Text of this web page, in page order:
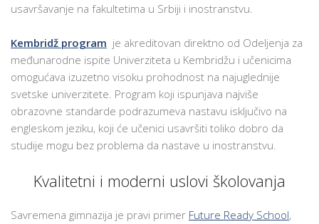
usavršavanje na fakultetima u Srbiji i inostranstvu.
Kembridž program je akreditovan direktno od Odeljenja za
međunarodne ispite Univerziteta u Kembridžu i učenicima
omogućava izuzetno visoku prohodnost na najuglednije
svetske univerzitete. Program koji ispunjava najviše
obrazovne standarde podrazumeva nastavu isključivo na
engleskom jeziku, koji će učenici usavršiti toliko dobro da
studije mogu bez problema da nastave u inostranstvu.
Kvalitetni i moderni uslovi školovanja
Savremena gimnazija je pravi primer Future Ready School,